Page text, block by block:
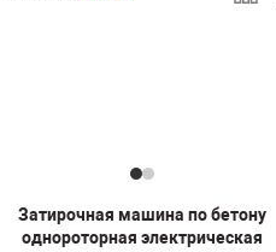
Затирочная машина по бетону
однороторная электрическая